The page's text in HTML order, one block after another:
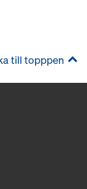
till topppen